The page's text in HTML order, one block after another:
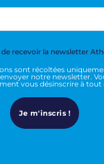
recevoir la newsletter
sont récoltées
notre newsletter.
vous désinscrire à
Je m'inscris !